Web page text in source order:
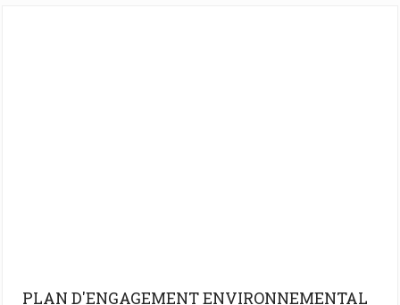
PLAN D'ENGAGEMENT ENVIRONNEMENTAL